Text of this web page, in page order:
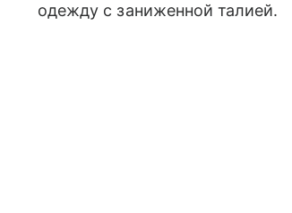
одежду с заниженной талией.